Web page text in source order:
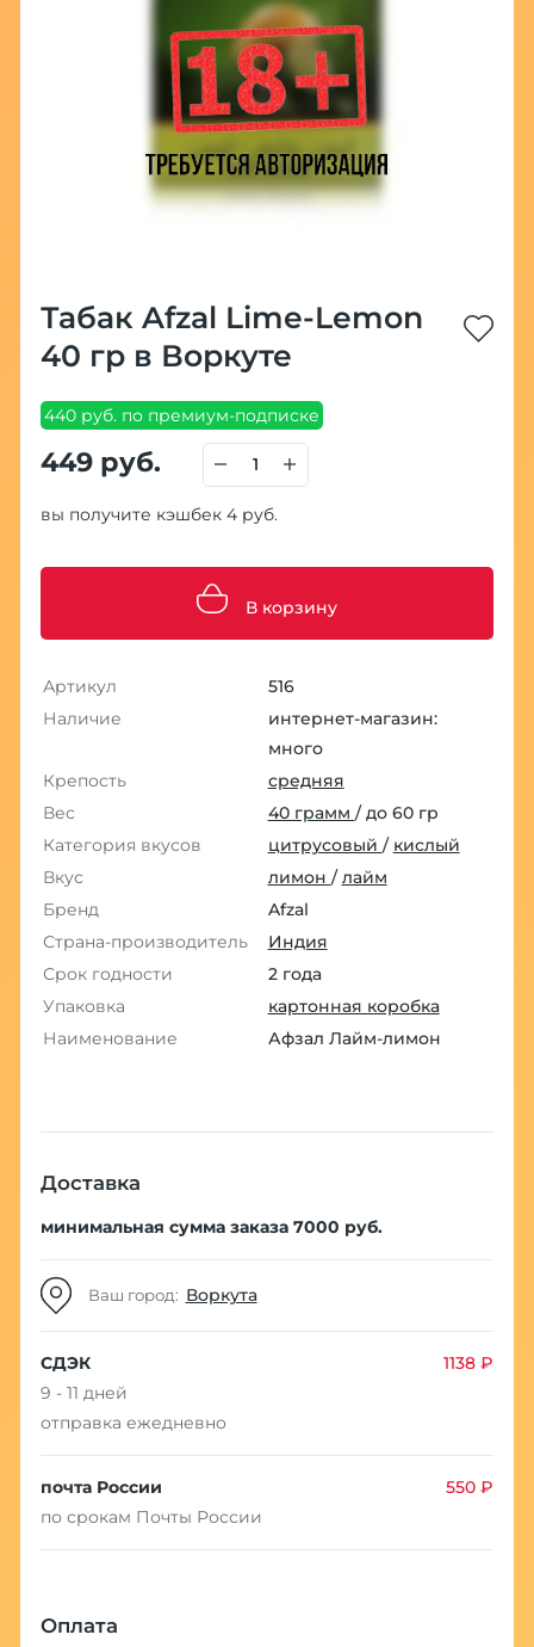
Табак Afzal Lime-Lemon
40 гр в Воркуте
440 руб. по премиум-подписке
449 руб.
вы получите кэшбек 4 руб.
В корзину
Артикул
516
Наличие
интернет-магазин:
много
Крепость
средняя
Вес
40 грамм / до 60 гр
Категория вкусов
цитрусовый / кислый
Вкус
лимон /лайм
Бренд
Afzal
Страна-производитель
Индия
Срок годности
2 года
Упаковка
картонная коробка
Наименование
Афзал Лайм-лимон
Доставка
минимальная сумма заказа 7000 руб.
Ваш город: Воркута
СДЭК
1138 ₽
9 - 11 дней
отправка ежедневно
почта России
550 ₽
по срокам Почты России
Оплата